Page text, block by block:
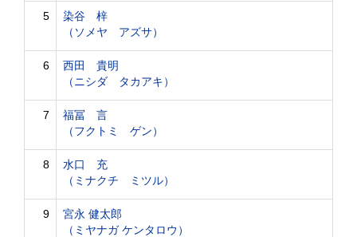
5
染谷 梓
（ソメヤ アズサ）
6
西田 貴明
（ニシダ タカアキ）
7
福冨 言
（フクトミ ゲン）
8
水口 充
（ミナクチ ミツル）
9
宮永 健太郎
（ミヤナガ ケンタロウ）